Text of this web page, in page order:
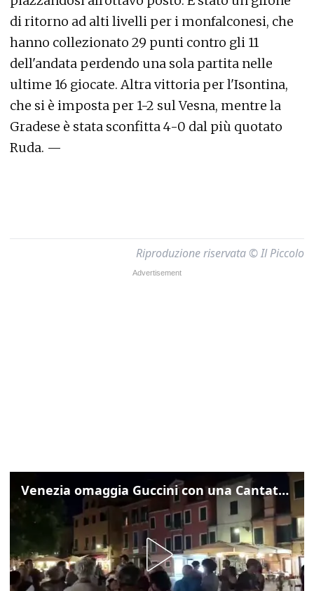
di ritorno ad alti livelli per i monfalconesi, che
hanno collezionato 29 punti contro gli 11
dell'andata perdendo una sola partita nelle
ultime 16 giocate. Altra vittoria per l'Isontina,
che si è imposta per 1-2 sul Vesna, mentre la
Gradese è stata sconfitta 4-0 dal più quotato
Ruda. —
Riproduzione riservata © Il Piccolo
Venezia omaggia Guccini con una Cantata Anarchica in campo Santa Margherita